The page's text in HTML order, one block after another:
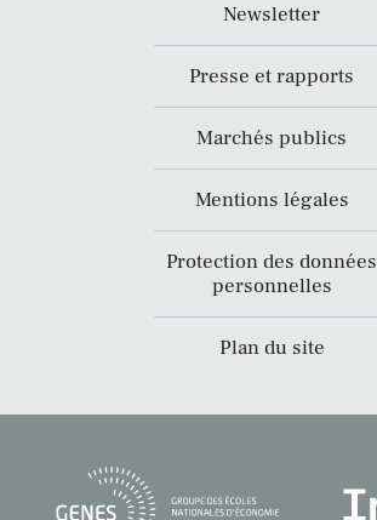
Newsletter
Presse et rapports
Marchés publics
Mentions légales
Protection des données
personnelles
Plan du site